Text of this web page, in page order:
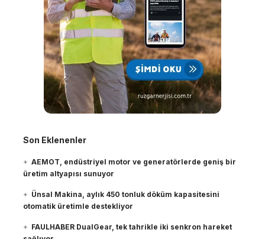
Son Eklenenler
AEMOT, endüstriyel motor ve generatörlerde geniş bir
üretim altyapısı sunuyor
Ünsal Makina, aylık 450 tonluk döküm kapasitesini
otomatik üretimle destekliyor
FAULHABER DualGear, tek tahrikle iki senkron hareket